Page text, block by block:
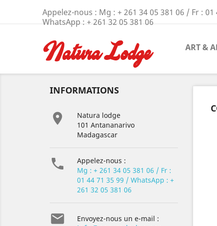
Appelez-nous : Mg : + 261 34 05 381 06 / Fr : 01
WhatsApp : + 261 32 05 381 06
ART &
INFORMATIONS

Natura lodge
101 Antananarivo
Madagascar

Appelez-nous :
Mg : + 261 34 05 381 06 / Fr :
01 44 71 35 99 / WhatsApp : +
261 32 05 381 06
 Envoyez-nous un e-mail :